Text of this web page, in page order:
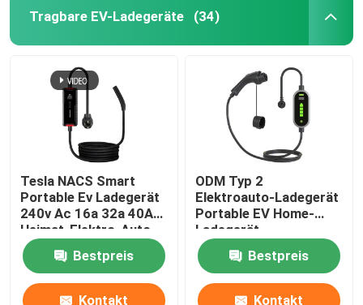
Tragbare EV-Ladegeräte (34)
Tesla NACS Smart
Portable Ev Ladegerät
240v Ac 16a 32a 40A
Heimat-Elektro-Auto-
Ladegerät
Bestpreis
Kontakt
ODM Typ 2
Elektroauto-Ladegerät
Portable EV Home-
Ladegerät
Bodenschutz
Bestpreis
Kontakt